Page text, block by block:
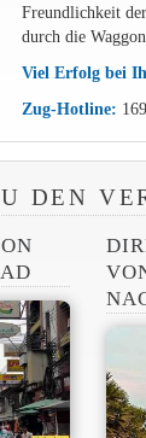
Freundlichkeit
durch die
Viel Erfolg bei
Zug-Hotline:
DEN